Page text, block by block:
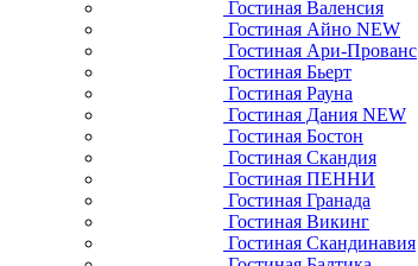
Гостиная Валенсия
Гостиная Айно NEW
Гостиная Ари-Прованс
Гостиная Бьерт
Гостиная Рауна
Гостиная Дания NEW
Гостиная Бостон
Гостиная Скандия
Гостиная ПЕННИ
Гостиная Гранада
Гостиная Викинг
Гостиная Скандинавия